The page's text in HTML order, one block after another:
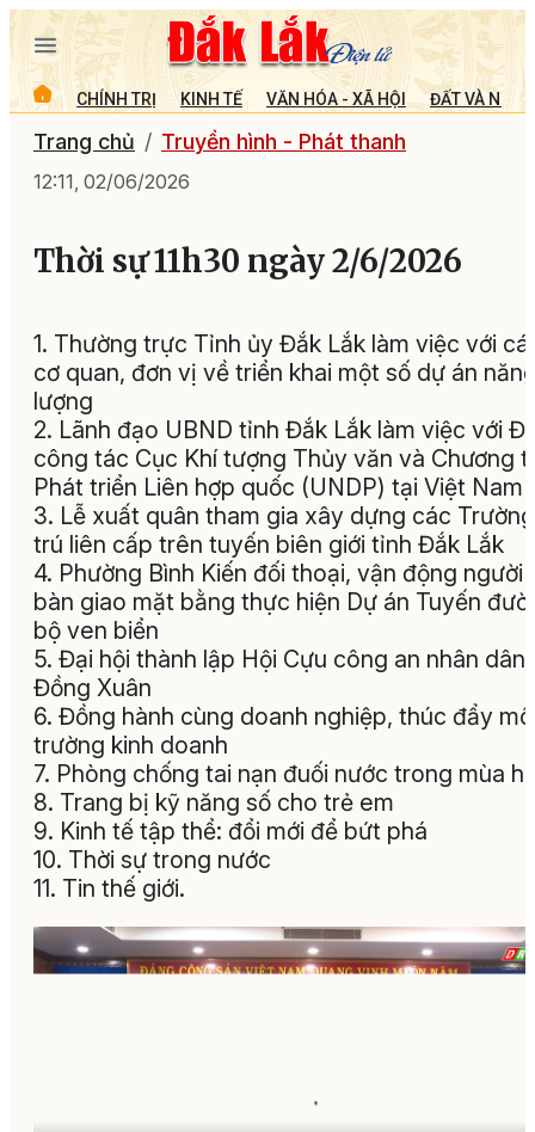
CHÍNH TRỊ KINH TẾ VĂN HÓA - XÃ HỘI ĐẤT VÀ
Trang chủ Truyền hình - Phát thanh
12:11, 02/06/2026
Thời sự 11h30 ngày 2/6/2026
1. Thường trực Tỉnh ủy Đắk Lắk làm việc với
cơ quan, đơn vị về triển khai một số dự án
lượng
2. Lãnh đạo UBND tỉnh Đắk Lắk làm việc với
công tác Cục Khí tượng Thủy văn và Chương
Phát triển Liên hợp quốc (UNDP) tại Việt Nam
3. Lễ xuất quân tham gia xây dựng các
trú liên cấp trên tuyến biên giới tỉnh Đắk Lắk
4. Phường Bình Kiến đối thoại, vận động người
bàn giao mặt bằng thực hiện Dự án Tuyến
bộ ven biển
5. Đại hội thành lập Hội Cựu công an nhân dân
Đồng Xuân
6. Đồng hành cùng doanh nghiệp, thúc đẩy
trường kinh doanh
7. Phòng chống tai nạn đuối nước trong mùa
8. Trang bị kỹ năng số cho trẻ em
9. Kinh tế tập thể: đổi mới để bứt phá
10. Thời sự trong nước
11. Tin thế giới.